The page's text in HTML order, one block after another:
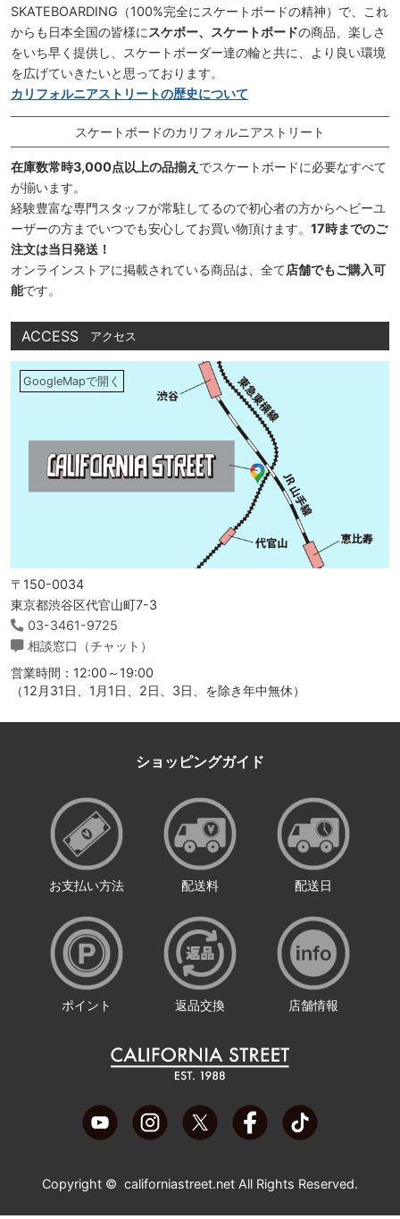
SKATEBOARDING（100%完全にスケートボードの精神）で、これ
からも日本全国の皆様に スケボー、スケートボードの商品、楽しさ
をいち早く提供し、スケートボーダー達の輪と共に、より良い環境
を広げていきたいと思っております。
カリフォルニアストリートの歴史について
スケートボードのカリフォルニアストリート
在庫数常時3,000点以上の品揃え でスケートボードに必要なすべて
が揃います。
経験豊富な専門スタッフが常駐してるので初心者の方からヘビーユ
ーザーの方までいつでも安心してお買い物頂けます。 17時までのご
注文は当日発送！
オンラインストアに掲載されている商品は、全て店舗でもご購入可
能です。
ACCESS アクセス
GoogleMapで開く
〒150-0034
東京都渋谷区代官山町7-3
03-3461-9725
相談窓口（チャット）
営業時間：12:00～19:00
（12月31日、1月1日、2日、3日、を除き年中無休）
ショッピングガイド
お支払い方法 配送料 配送日
ポイント 返品交換 店舗情報
Copyright © californiastreet.net All Rights Reserved.